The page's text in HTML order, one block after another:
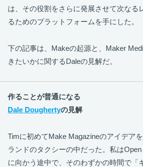
は、その役割をさらに発展させて次なる
るためのプラットフォームを手にした。
下の記事は、Makeの起源と、Maker
きたいかに関するDaleの見解だ。
作ることが普通になる
Dale Doughertyの見解
Timに初めてMake Magazineのアイデア
ランドのタクシーの中だった。私は
に向かう途中で、そのわずかの時間で「